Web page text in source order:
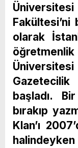
olarak
başladı.
bırakıp
Klan’ı